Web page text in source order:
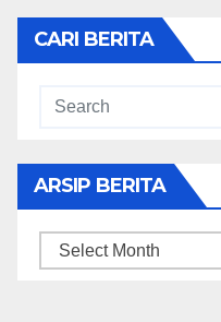
CARI BERITA
ARSIP BERITA
ARSIP